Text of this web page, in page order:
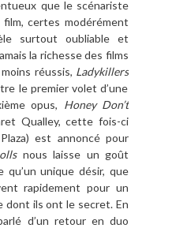
que le scénariste
film, certesmodérément
le surtout oubliable et
la richesse des films
réussis, Ladykillers
tre le premier volet d’une
ème opus, Honey Don’t
Qualley, cette fois-ci
est annoncépour
nous laisse un goût
qu’un unique désir, que
rapidementpour un
dont ils ont le secret.En
é d’un retour en duo